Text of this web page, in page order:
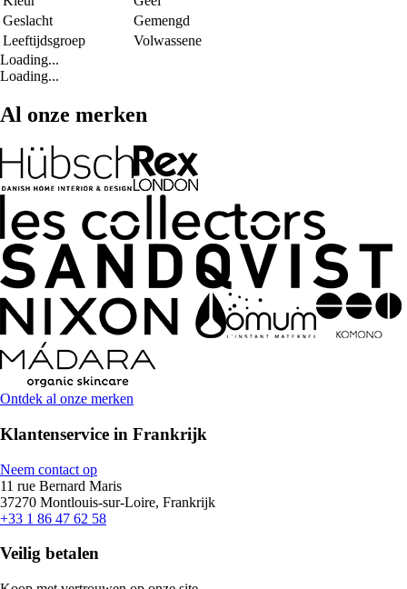
Geslacht
Gemengd
Leeftijdsgroep
Volwassene
Loading...
Loading...
Al onze merken
Ontdek al onze merken
Klantenservice in Frankrijk
Neem contact op
11 rue Bernard Maris
37270 Montlouis-sur-Loire, Frankrijk
+33 1 86 47 62 58
Veilig betalen